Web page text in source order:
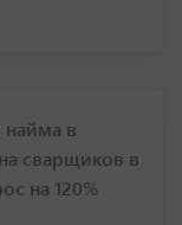
найма в
сварщиков в
на 120%